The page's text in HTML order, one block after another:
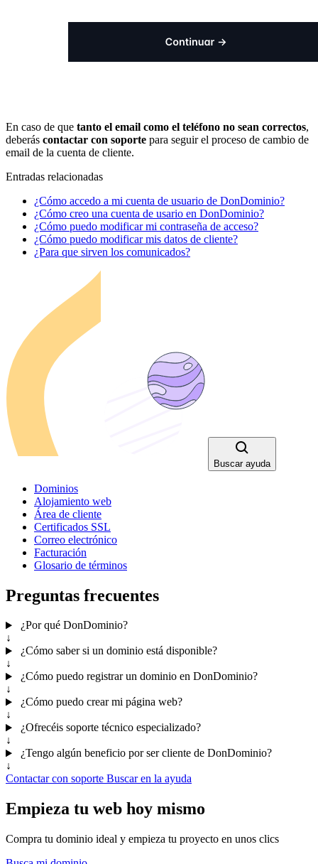
En caso de que tanto el email como el teléfono no sean correctos,
deberás contactar con soporte para seguir el proceso de cambio de
email de la cuenta de cliente.
Entradas relacionadas
¿Cómo accedo a mi cuenta de usuario de DonDominio?
¿Cómo creo una cuenta de usario en DonDominio?
¿Cómo puedo modificar mi contraseña de acceso?
¿Cómo puedo modificar mis datos de cliente?
¿Para que sirven los comunicados?
Buscar ayuda
Dominios
Alojamiento web
Área de cliente
Certificados SSL
Correo electrónico
Facturación
Glosario de términos
Preguntas frecuentes
¿Por qué DonDominio?
↓
¿Cómo saber si un dominio está disponible?
↓
¿Cómo puedo registrar un dominio en DonDominio?
↓
¿Cómo puedo crear mi página web?
↓
¿Ofrecéis soporte técnico especializado?
↓
¿Tengo algún beneficio por ser cliente de DonDominio?
↓
Contactar con soporte Buscar en la ayuda
Empieza tu web hoy mismo
Compra tu dominio ideal y empieza tu proyecto en unos clics